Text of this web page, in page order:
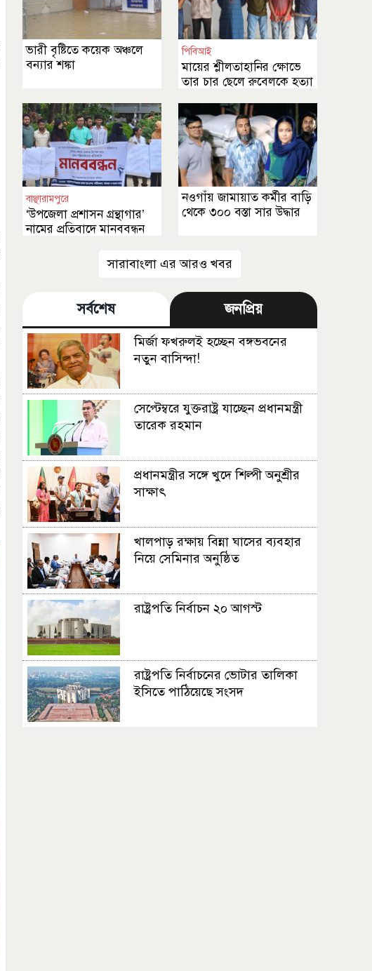
ভারী বৃষ্টিতে কয়েক অঞ্চলে
বন্যার শঙ্কা
পিবিআই
মায়ের শ্লীলতাহানির ক্ষোভে
তার চার ছেলে রুবেলকে হত্যা
বাঞ্ছারামপুরে
‘উপজেলা প্রশাসন গ্রন্থাগার’
নামের প্রতিবাদে মানববন্ধন
নওগাঁয় জামায়াত কর্মীর বাড়ি
থেকে ৩০০ বস্তা সার উদ্ধার
সারাবাংলা এর আরও খবর
সর্বশেষ জনপ্রিয়
মির্জা ফখরুলই হচ্ছেন বঙ্গভবনের
নতুন বাসিন্দা!
সেপ্টেম্বরে যুক্তরাষ্ট্র যাচ্ছেন প্রধানমন্ত্রী
তারেক রহমান
প্রধানমন্ত্রীর সঙ্গে খুদে শিল্পী অনুশ্রীর
সাক্ষাৎ
খালপাড় রক্ষায় বিন্না ঘাসের ব্যবহার
নিয়ে সেমিনার অনুষ্ঠিত
রাষ্ট্রপতি নির্বাচন ২০ আগস্ট
রাষ্ট্রপতি নির্বাচনের ভোটার তালিকা
ইসিতে পাঠিয়েছে সংসদ